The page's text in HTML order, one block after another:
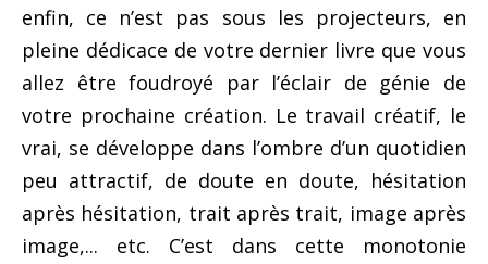
enfin, ce n’est pas sous les projecteurs, en
pleine dédicace de votre dernier livre que vous
allez être foudroyé par l’éclair de génie de
votre prochaine création. Le travail créatif, le
vrai, se développe dans l’ombre d’un quotidien
peu attractif, de doute en doute, hésitation
après hésitation, trait après trait, image après
image,... etc. C’est dans cette monotonie